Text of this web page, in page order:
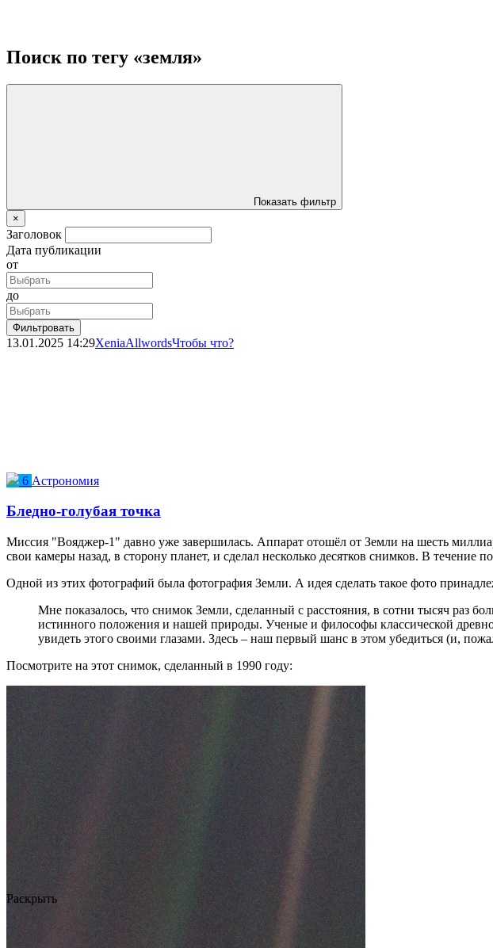
Поиск по тегу «земля»
Показать фильтр
×
Заголовок
Дата публикации
от
до
Фильтровать
13.01.2025 14:29XeniaAllwordsЧтобы что?
6 Астрономия
Бледно-голубая точка
Миссия "Вояджер-1" давно уже завершилась. Аппарат отошёл от Земли на шесть
свои камеры назад, в сторону планет, и сделал несколько десятков снимков. В
Одной из этих фотографий была фотография Земли. А идея сделать такое фото
Мне показалось, что снимок Земли, сделанный с расстояния, в сотни тысяч раз
истинного положения и нашей природы. Ученые и философы классической
увидеть этого своими глазами. Здесь – наш первый шанс в этом убедиться (и,
Посмотрите на этот снимок, сделанный в 1990 году:
Раскрыть